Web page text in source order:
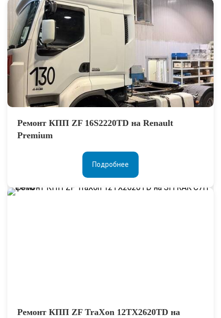
Ремонт КПП ZF 16S2220TD на Renault
Premium
Подробнее
Ремонт КПП ZF TraXon 12TX2620TD на